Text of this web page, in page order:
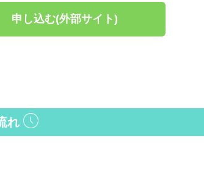
申し込む(外部サイト)
れ